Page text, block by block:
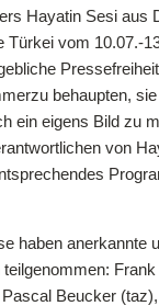
Hayatin Sesi aus
Türkei vom 10.07.-
behaupten,
ein eigens Bild zu
von
haben anerkannte
Beucker